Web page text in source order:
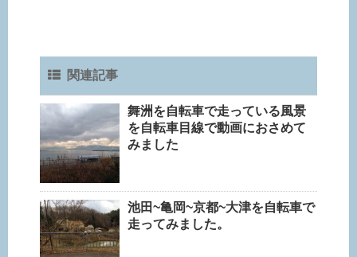
関連記事
舞洲を自転車で走っている風景
を自転車目線で動画におさめて
みました
池田~亀岡~京都~大津を自転車で
走ってみました。